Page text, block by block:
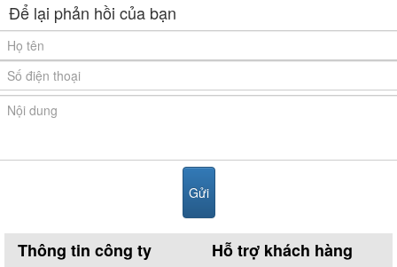
Để lại phản hồi của bạn
Thông tin công ty Hỗ trợ khách hàng